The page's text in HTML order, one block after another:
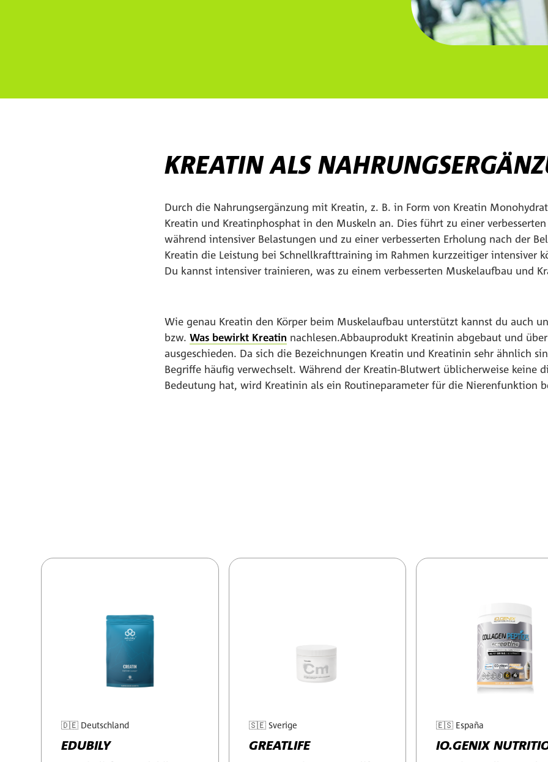
KREATIN ALS
Durch die Nahrungsergänzung mit Kreatin, z. B. in Form von Kreatin
Kreatin und Kreatinphosphat in den Muskeln an. Dies führt zu einer
während intensiver Belastungen und zu einer verbesserten Erholung nach der
Kreatin die Leistung bei Schnellkrafttraining im Rahmen kurzzeitiger intensiver
Du kannst intensiver trainieren, was zu einem verbesserten Muskelaufbau und
Wie genau Kreatin den Körper beim Muskelaufbau unterstützt kannst du auch
bzw. Was bewirkt Kreatin nachlesen.Abbauprodukt Kreatinin abgebaut und
ausgeschieden. Da sich die Bezeichnungen Kreatin und Kreatinin sehr ähnlich
Begriffe häufig verwechselt. Während der Kreatin-Blutwert üblicherweise keine
Bedeutung hat, wird Kreatinin als ein Routineparameter für die Nierenfunktion
🇩🇪 Deutschland
EDUBILY
🇸🇪 Sverige
GREATLIFE
🇪🇸 España
IO.GENIX